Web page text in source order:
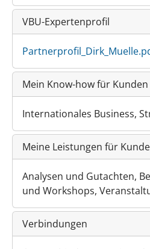
VBU-Expertenprofil
Mein Know-how für Kunden
Internationales Business,
Meine Leistungen für
Analysen und Gutachten,
und Workshops,
Verbindungen